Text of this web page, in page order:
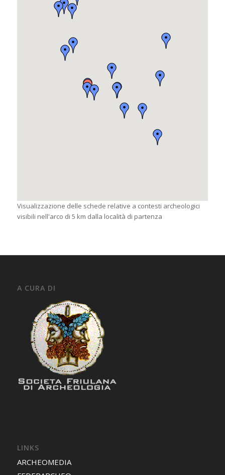
Visualizzazione delle schede relative a contesti archeologici
visibili nell'arco di 5 km dalla località di partenza
A CURA DI
LINKS
ARCHEOMEDIA